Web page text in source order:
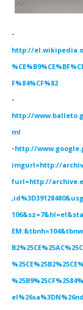
-
http://
F%84%CF%82
-
http://
ml
-http://
imgurl=http://
furl=http://